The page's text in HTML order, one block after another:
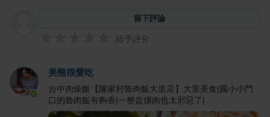
留下評論
給予評分
美熊很愛吃
台中肉燥飯【陳家村魯肉飯大里店】大里美食|國小小門
口的魯肉飯有夠香|一整盆爌肉也太邪惡了|